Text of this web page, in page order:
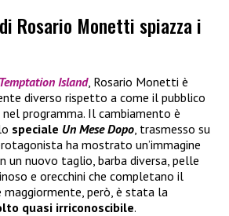
Rosario Monetti spiazza i
Temptation Island, Rosario Monetti è
diverso rispetto a come il pubblico
programma. Il cambiamento è
speciale Un Mese Dopo , trasmesso su
ha mostrato un’immagine
un nuovo taglio, barba diversa, pelle
e orecchini che completano il
maggiormente, però, è stata la
quasi irriconoscibile.